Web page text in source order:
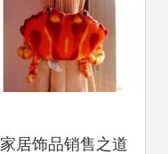
家居饰品销售之道